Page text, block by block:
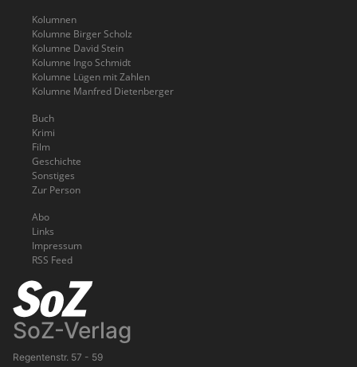
Kolumnen
Kolumne Birger Scholz
Kolumne David Stein
Kolumne Ingo Schmidt
Kolumne Lügen mit Zahlen
Kolumne Manfred Dietenberger
Buch
Krimi
Film
Geschichte
Sonstiges
Zur Person
Abo
Links
Impressum
RSS Feed
SoZ-Verlag
Regentenstr. 57 - 59